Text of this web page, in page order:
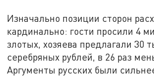
Изначально позиции сторон
кардинально: гости просили 4
злотых, хозяева предлагали 30
серебряных рублей, в 26 раз
Аргументы русских были